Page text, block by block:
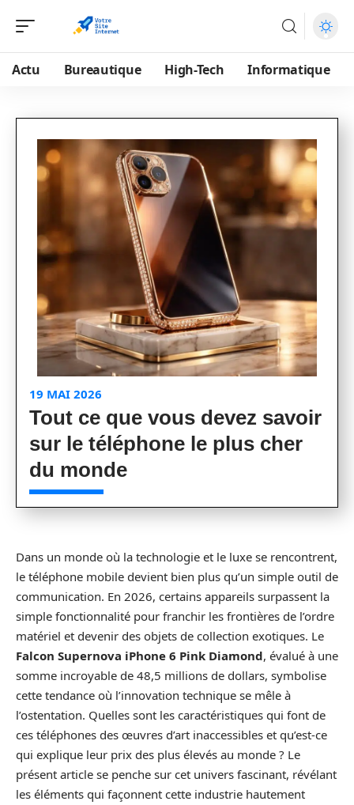
Actu Bureautique High-Tech Informatique
19 MAI 2026
Tout ce que vous devez savoir
sur le téléphone le plus cher
du monde
Dans un monde où la technologie et le luxe se rencontrent,
le téléphone mobile devient bien plus qu’un simple outil de
communication. En 2026, certains appareils surpassent la
simple fonctionnalité pour franchir les frontières de l’ordre
matériel et devenir des objets de collection exotiques. Le
Falcon Supernova iPhone 6 Pink Diamond, évalué à une
somme incroyable de 48,5 millions de dollars, symbolise
cette tendance où l’innovation technique se mêle à
l’ostentation. Quelles sont les caractéristiques qui font de
ces téléphones des œuvres d’art inaccessibles et qu’est-ce
qui explique leur prix des plus élevés au monde ? Le
présent article se penche sur cet univers fascinant, révélant
les éléments qui façonnent cette industrie hautement